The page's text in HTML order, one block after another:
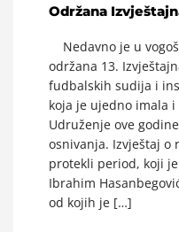
Održana
Nedavno je u
održana 13.
fudbalskih sudija i
koja je ujedno imala
Udruženje ove
osnivanja. Izvještaj o
protekli period, koji
Ibrahim
od kojih je […]